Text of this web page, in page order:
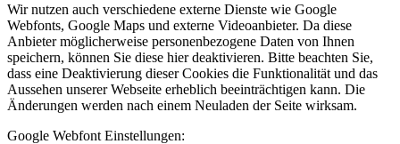
Wir nutzen auch verschiedene externe Dienste wie Google
Webfonts, Google Maps und externe Videoanbieter. Da diese
Anbieter möglicherweise personenbezogene Daten von Ihnen
speichern, können Sie diese hier deaktivieren. Bitte beachten Sie,
dass eine Deaktivierung dieser Cookies die Funktionalität und das
Aussehen unserer Webseite erheblich beeinträchtigen kann. Die
Änderungen werden nach einem Neuladen der Seite wirksam.
Google Webfont Einstellungen: